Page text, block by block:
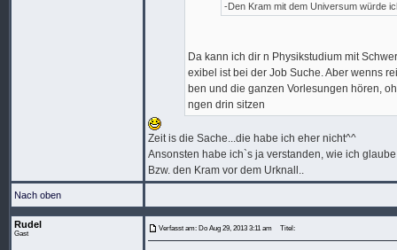
-Den Kram mit dem Universum würde
Da kann ich dir n Physikstudium mit
exibel ist bei der Job Suche. Aber wenns
ben und die ganzen Vorlesungen hören,
ngen drin sitzen
Zeit is die Sache...die habe ich eher nicht^^
Ansonsten habe ich`s ja verstanden, wie ich
Bzw. den Kram vor dem Urknall..
Nach oben
Rudel
Gast
Verfasst am: Do Aug 29, 2013 3:11 am Titel: